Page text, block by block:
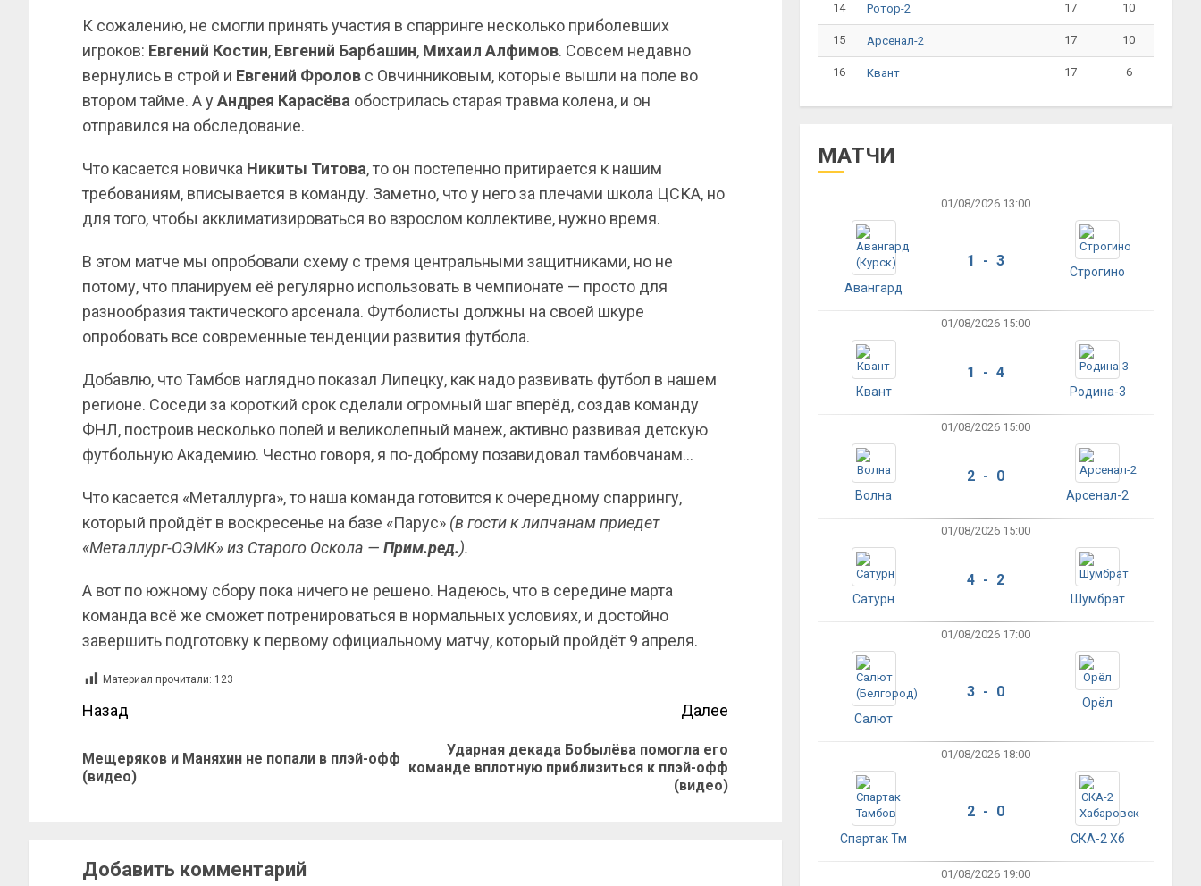
К сожалению, не смогли принять участия в спарринге несколько приболевших
игроков: Евгений Костин, Евгений Барбашин, Михаил Алфимов. Совсем недавно
вернулись в строй и Евгений Фролов с Овчинниковым, которые вышли на поле во
втором тайме. А уАндрея Карасёва обострилась старая травма колена, и он
отправился на обследование.
Что касается новичка Никиты Титова, то он постепенно притирается к нашим
требованиям, вписывается в команду. Заметно, что у него за плечами школа ЦСКА, но
для того, чтобы акклиматизироваться во взрослом коллективе, нужно время.
В этом матче мы опробовали схему с тремя центральными защитниками, но не
потому, что планируем её регулярно использовать в чемпионате — просто для
разнообразия тактического арсенала. Футболисты должны на своей шкуре
опробовать все современные тенденции развития футбола.
Добавлю, что Тамбов наглядно показал Липецку, как надо развивать футбол в нашем
регионе. Соседи за короткий срок сделали огромный шаг вперёд, создав команду
ФНЛ, построив несколько полей и великолепный манеж, активно развивая детскую
футбольную Академию. Честно говоря, я по-доброму позавидовал тамбовчанам…
Что касается «Металлурга», то наша команда готовится к очередному спаррингу,
который пройдёт в воскресенье на базе «Парус» (в гости к липчанам приедет
«Металлург-ОЭМК» из Старого Оскола — Прим.ред.).
А вот по южному сбору пока ничего не решено. Надеюсь, что в середине марта
команда всё же сможет потренироваться в нормальных условиях, и достойно
завершить подготовку к первому официальному матчу, который пройдёт 9 апреля.
Материал прочитали: 123
Назад
Мещеряков и Маняхин не попали в плэй-офф
(видео)
Далее
Ударная декада Бобылёва помогла его
команде вплотную приблизиться к плэй-офф
(видео)
Добавить комментарий
14 Ротор-2 17 10
15 Арсенал-2 17 10
16 Квант 17 6
МАТЧИ
01/08/2026 13:00
Авангард
1 - 3
Строгино
01/08/2026 15:00
Квант
1 - 4
Родина-3
01/08/2026 15:00
Волна
2 - 0
Арсенал-2
01/08/2026 15:00
Сатурн
4 - 2
Шумбрат
01/08/2026 17:00
Салют
3 - 0
Орёл
01/08/2026 18:00
Спартак Тм
2 - 0
СКА-2 Хб
01/08/2026 19:00